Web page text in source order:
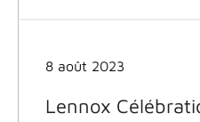
8 août 2023
Lennox